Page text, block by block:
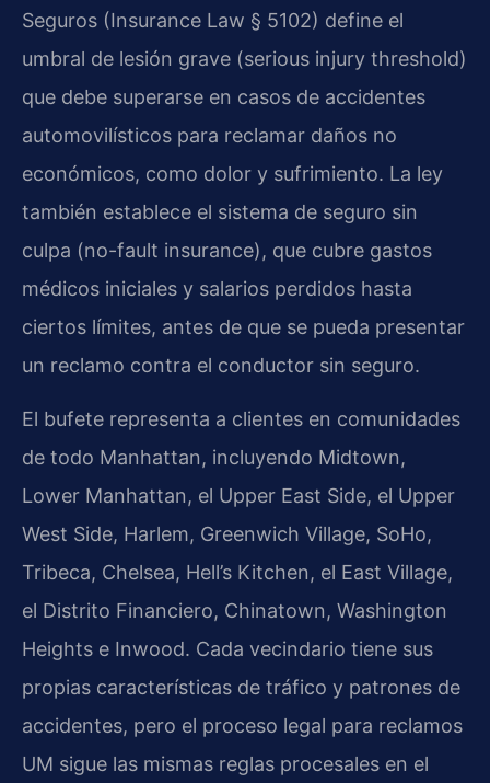
Seguros (Insurance Law § 5102) define el
umbral de lesión grave (serious injury threshold)
que debe superarse en casos de accidentes
automovilísticos para reclamar daños no
económicos, como dolor y sufrimiento. La ley
también establece el sistema de seguro sin
culpa (no-fault insurance), que cubre gastos
médicos iniciales y salarios perdidos hasta
ciertos límites, antes de que se pueda presentar
un reclamo contra el conductor sin seguro.
El bufete representa a clientes en comunidades
de todo Manhattan, incluyendo Midtown,
Lower Manhattan, el Upper East Side, el Upper
West Side, Harlem, Greenwich Village, SoHo,
Tribeca, Chelsea, Hell’s Kitchen, el East Village,
el Distrito Financiero, Chinatown, Washington
Heights e Inwood. Cada vecindario tiene sus
propias características de tráfico y patrones de
accidentes, pero el proceso legal para reclamos
UM sigue las mismas reglas procesales en el